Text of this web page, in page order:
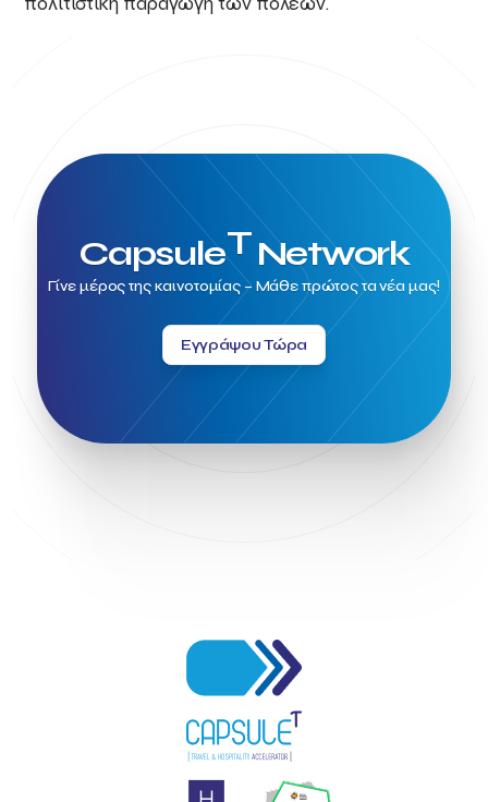
CapsuleTNetwork
Γίνε μέρος της καινοτομίας – Μάθε πρώτος τα νέα μας!
Εγγράψου Τώρα